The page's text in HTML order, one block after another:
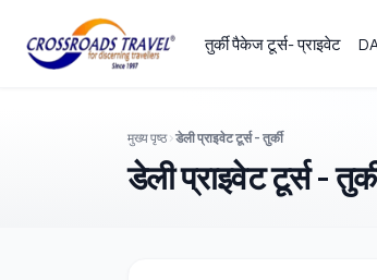
तुर्की पैकेज टूर्स- प्राइवेट
मुख्य पृष्ठ डेली प्राइवेट टूर्स - तुर्की
डेली प्राइवेट टूर्स -